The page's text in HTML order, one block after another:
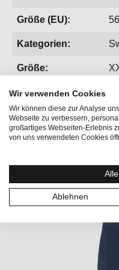
Größe (EU): 56
Kategorien:
Größe:
Wir verwenden Cookies
Wir können diese zur Analyse
Webseite zu verbessern,
großartiges Webseiten-Erlebnis
von uns verwendeten Cookies
Ablehnen